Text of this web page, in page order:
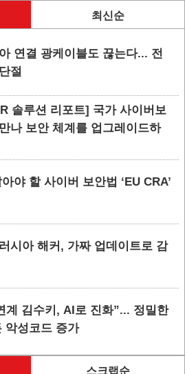
최신순
연결 광케이블도 끊는다... 전
절
솔루션 리포트] 국가 사이버보
나 보안 체계를 업그레이드하
야 할 사이버 보안법 ‘EU CRA’
시아 해커, 가짜 업데이트로 감
계 김수키, AI로 진화”... 정밀한
악성코드 증가
스크랩순